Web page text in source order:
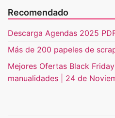
Recomendado
Descarga Agendas 2025
Más de 200 papeles de
Mejores Ofertas Black
manualidades | 24 de